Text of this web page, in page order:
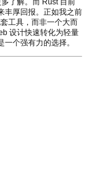
丰厚回报。正如我之前
工具，而非一个大而
设计快速转化为轻量
个强有力的选择。